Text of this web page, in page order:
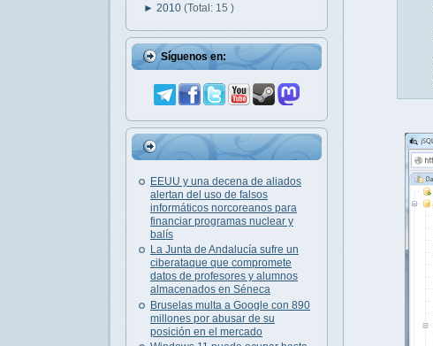
► 2010 (Total: 15 )
Síguenos en:
EEUU y una decena de aliados
alertan del uso de falsos
informáticos norcoreanos para
financiar programas nuclear y
balís
La Junta de Andalucía sufre un
ciberataque que compromete
datos de profesores y alumnos
almacenados en Séneca
Bruselas multa a Google con 890
millones por abusar de su
posición en el mercado